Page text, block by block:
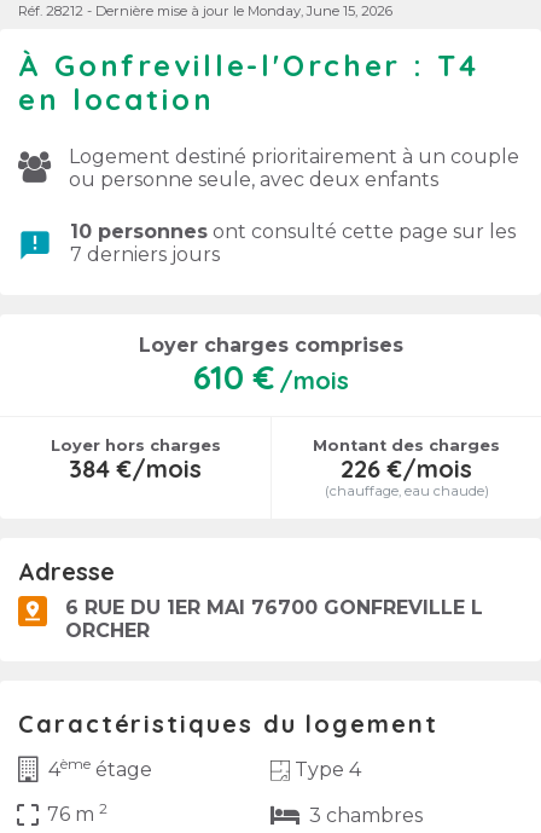
Réf. 28212 - Dernière mise à jour le Monday, June 15, 2026
À Gonfreville-l'Orcher : T4
en location
Logement destiné prioritairement à un couple
ou personne seule, avec deux enfants
announcement 10 personnes ont consulté cette page sur les
7 derniers jours
Loyer charges comprises
610 € /mois
Loyer hors charges
384 €/mois
Montant des charges
226 €/mois
(chauffage, eau chaude)
Adresse
6 RUE DU 1ER MAI 76700 GONFREVILLE L
ORCHER
Caractéristiques du logement
4ème étage Type 4
crop_free 76 m 2 3 chambres